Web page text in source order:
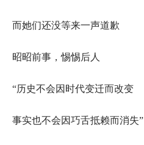
而她们还没等来一声道歉
昭昭前事，惕惕后人
“历史不会因时代变迁而改变
事实也不会因巧舌抵赖而消失”